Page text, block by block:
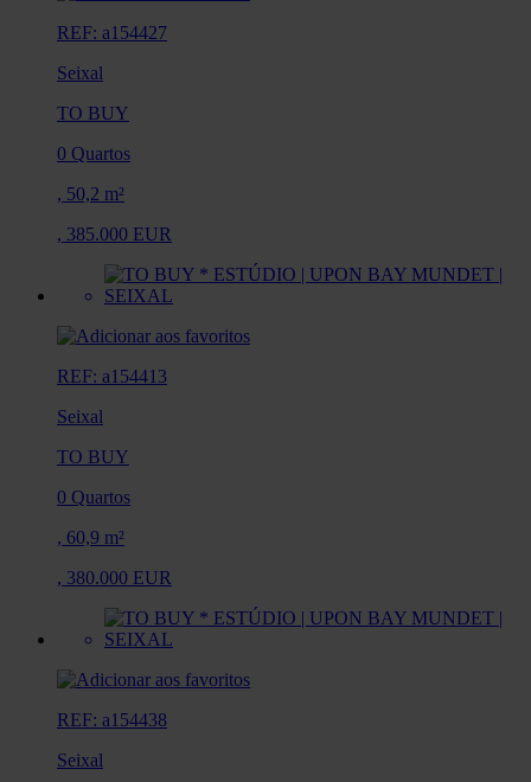
REF: a154427
Seixal
TO BUY
0 Quartos
, 50,2 m²
, 385.000 EUR
REF: a154413
Seixal
TO BUY
0 Quartos
, 60,9 m²
, 380.000 EUR
REF: a154438
Seixal